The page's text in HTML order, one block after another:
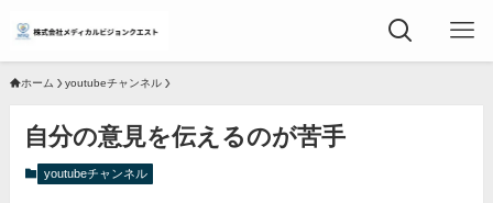
ホーム youtubeチャンネル
自分の意見を伝えるのが苦手
youtubeチャンネル